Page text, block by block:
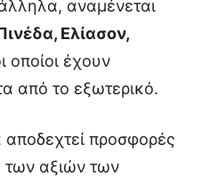
αναμένεται
Ελίασον,
οποίοι έχουν
από το εξωτερικό.
αποδεχτεί προσφορές
των αξιών των